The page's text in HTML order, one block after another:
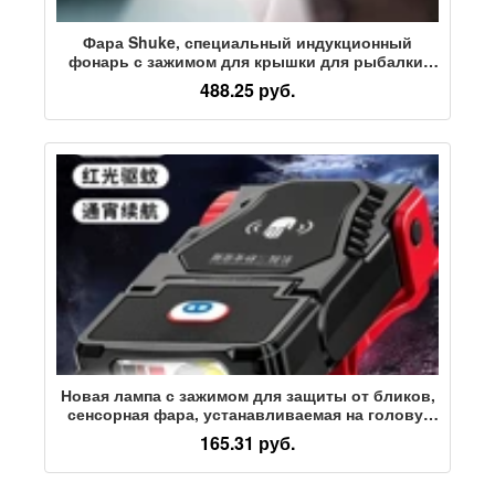
Фара Shuke, специальный индукционный
фонарь с зажимом для крышки для рыбалки,
сильный свет, супер яркий, перезаряжаемый
головной фонарь с зажимом, длительное
время автономной работы, фонарь для ночной
488.25 руб.
Новая лампа с зажимом для защиты от бликов,
сенсорная фара, устанавливаемая на голову,
удобная зарядка, длительный срок службы
батареи, лампа для рыбалки на открытом
воздухе.
165.31 руб.